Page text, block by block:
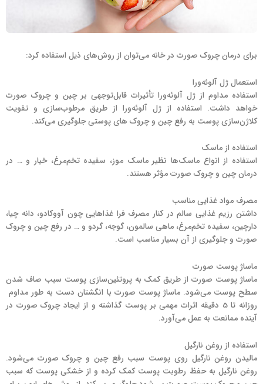
برای درمان چروک صورت در خانه می‌توان از روش‌های ذیل استفاده کرد:
استعمال ژل آلوئه‌ورا
استفاده مداوم از ژل آلوئه‌ورا تأثیرات قابل‌توجهی بر چین و چروک صورت
خواهد داشت. استفاده از ژل آلوئه‌ورا از طریق مرطوب‌سازی و تقویت
کلاژن‌سازی پوست به رفع چین و چروک های پوستی جلوگیری می‌کند.
استفاده از ماسک
استفاده از انواع ماسک‌ها نظیر ماسک موز، سفیده تخم‌مرغ، خیار و … در
درمان چین و چروک صورت مؤثر هستند.
مصرف مواد غذایی مناسب
داشتن رزیم غذایی سالم در کنار مصرف فرا غذاهایی چون آووکادو، دانه چیا،
دارچین، سفیده تخم‌مرغ، ماهی سالمون، گوجه، گردو و … در رفع چین و چروک
صورت و جلوگیری از آن بسیار مناسب است.
ماساژ پوست صورت
ماساژ پوست صورت از طریق کمک به پروتئین‌سازی پوست سبب صاف شدن
سطح پوست می‌شود. ماساژ پوست صورت با انگشتان دست به طور مداوم
روزانه تا 5 دقیقه اثرات مهمی بر پوست گذاشته و از ایجاد چروک صورت در
آینده ممانعت به عمل می‌آورد.
استفاده از روغن نارگیل
مالیدن روغن نارگیل روی پوست سبب رفع چین و چروک صورت می‌شود.
روغن نارگیل به حفظ رطوبت پوست کمک کرده و از خشکی پوست که سبب